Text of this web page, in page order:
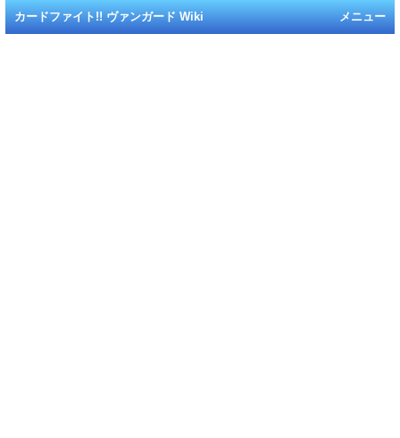
メニュー
カードファイト!! ヴァンガード Wiki